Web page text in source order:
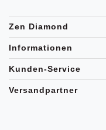
Zen Diamond
Informationen
Kunden-Service
Versandpartner